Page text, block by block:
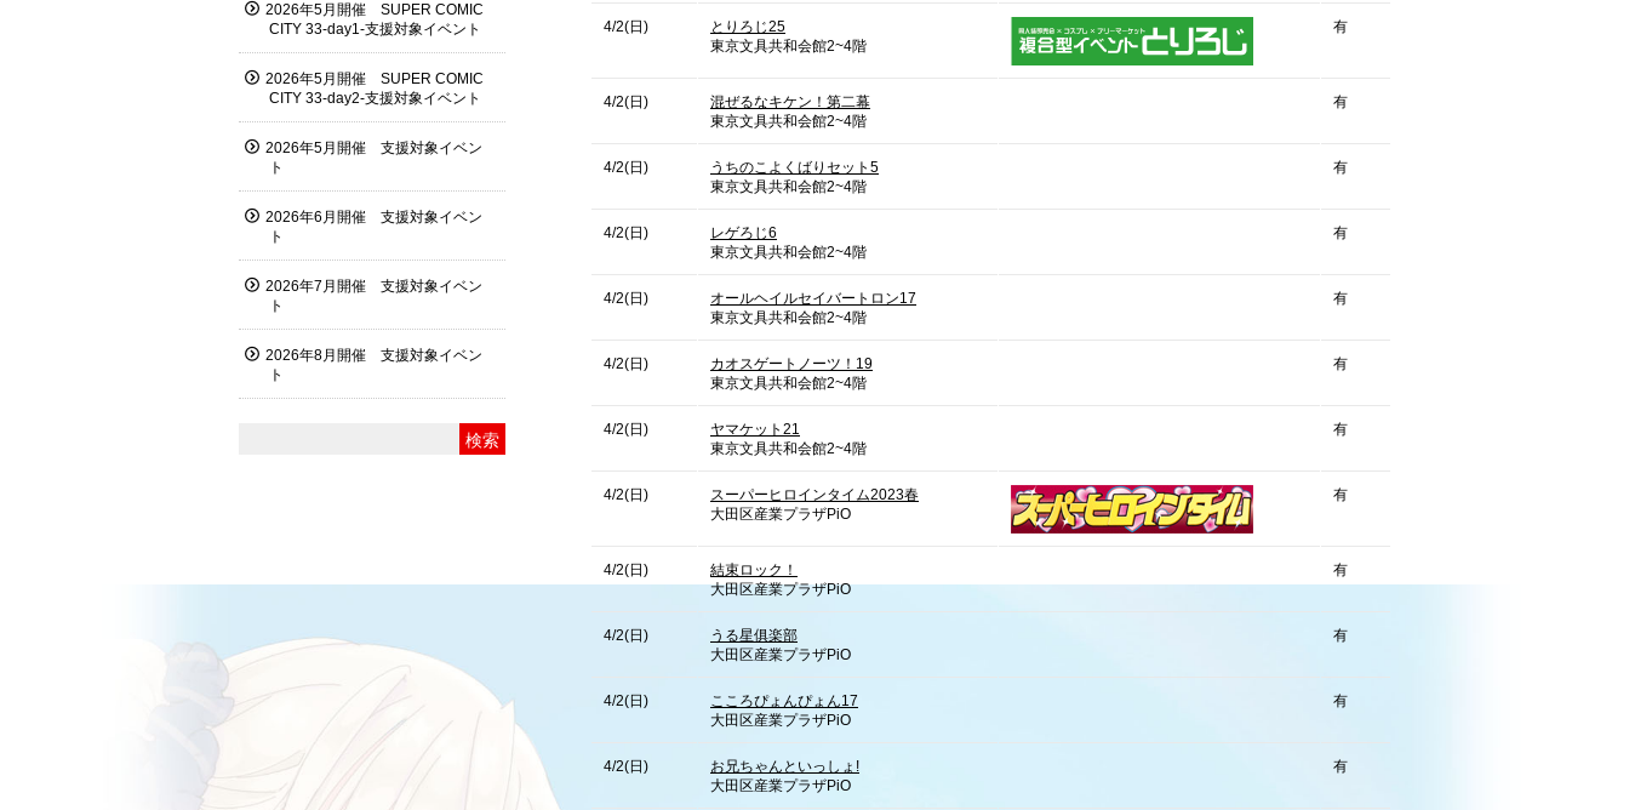
4/2(日)
とりろじ25
東京文具共和会館2~4階
有
4/2(日)
混ぜるなキケン！第二幕
東京文具共和会館2~4階
有
4/2(日)
うちのこよくばりセット5
東京文具共和会館2~4階
有
4/2(日)
レゲろじ6
東京文具共和会館2~4階
有
4/2(日)
オールヘイルセイバートロン17
東京文具共和会館2~4階
有
4/2(日)
カオスゲートノーツ！19
東京文具共和会館2~4階
有
4/2(日)
ヤマケット21
東京文具共和会館2~4階
有
4/2(日)
スーパーヒロインタイム2023春
大田区産業プラザPiO
有
4/2(日)
結束ロック！
大田区産業プラザPiO
有
4/2(日)
うる星俱楽部
大田区産業プラザPiO
有
4/2(日)
こころぴょんぴょん17
大田区産業プラザPiO
有
4/2(日)
お兄ちゃんといっしょ!
大田区産業プラザPiO
有
2026年5月開催 SUPER COMIC
CITY 33-day1-支援対象イベント
2026年5月開催 SUPER COMIC
CITY 33-day2-支援対象イベント
2026年5月開催 支援対象イベン
ト
2026年6月開催 支援対象イベン
ト
2026年7月開催 支援対象イベン
ト
2026年8月開催 支援対象イベン
ト